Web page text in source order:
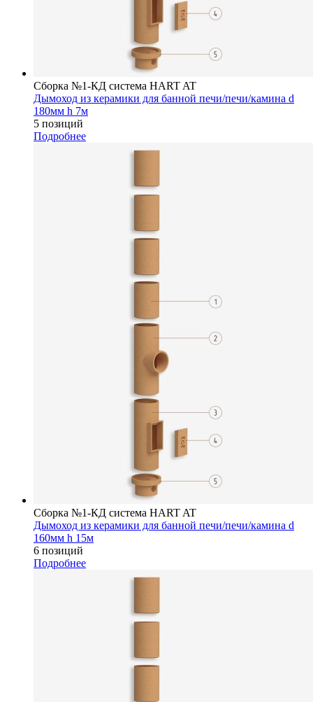
Сборка №1-КД система HART AT
Дымоход из керамики для банной печи/печи/камина d
180мм h 7м
5 позиций
Подробнее
Сборка №1-КД система HART AT
Дымоход из керамики для банной печи/печи/камина d
160мм h 15м
6 позиций
Подробнее